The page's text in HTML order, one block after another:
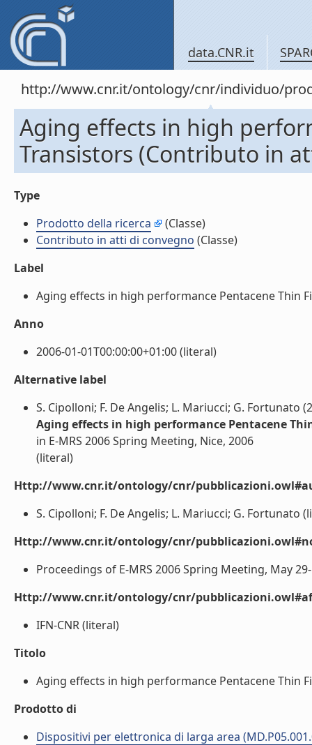
data.CNR.it
http://www.cnr.it/ontology/cnr/individuo/
Aging effects in high
Transistors (Contributo in
Type
Prodotto della ricerca
(Classe)
Contributo in atti di convegno (Classe)
Label
Aging effects in high performance Pentacene Thin
Anno
2006-01-01T00:00:00+01:00 (literal)
Alternative label
S. Cipolloni; F. De Angelis; L. Mariucci; G. Fortunato
Aging effects in high performance Pentacene
in E-MRS 2006 Spring Meeting, Nice, 2006
(literal)
Http://www.cnr.it/ontology/cnr/
S. Cipolloni; F. De Angelis; L. Mariucci; G. Fortunato
Http://www.cnr.it/ontology/cnr/
Proceedings of E-MRS 2006 Spring Meeting, May
Http://www.cnr.it/ontology/cnr/
IFN-CNR (literal)
Titolo
Aging effects in high performance Pentacene Thin
Prodotto di
Dispositivi per elettronica di larga area